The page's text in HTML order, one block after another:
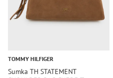
TOMMY HILFIGER
Sumka TH STATEMENT